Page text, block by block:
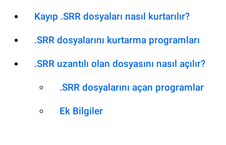
Kayıp .SRR dosyaları nasıl kurtarılır?
.SRR dosyalarını kurtarma programları
.SRR uzantılı olan dosyasını nasıl açılır?
.SRR dosyalarını açan programlar
Ek Bilgiler